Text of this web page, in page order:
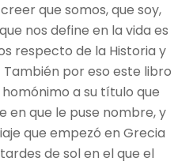
que somos, que soy,
nos define en la vida es
respecto de la Historia y
por eso este libro
a su título que
en que le puse nombre, y
que empezó en Grecia
de sol en el que el